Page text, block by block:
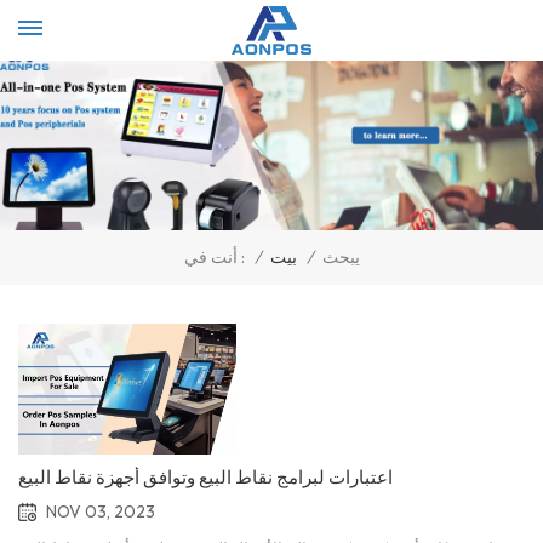
أنت في : / بيت / يبحث
اعتبارات لبرامج نقاط البيع وتوافق أجهزة نقاط البيع
NOV 03, 2023